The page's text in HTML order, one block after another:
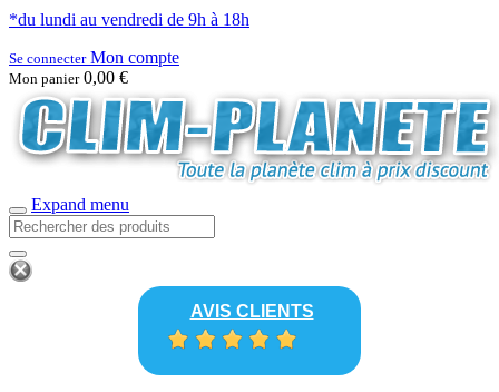
*du lundi au vendredi de 9h à 18h
Se connecterMon compte
Mon panier 0,00 €
Expand menu
AVIS CLIENTS